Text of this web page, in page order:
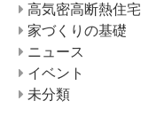
高気密高断熱住宅
家づくりの基礎
ニュース
イベント
未分類